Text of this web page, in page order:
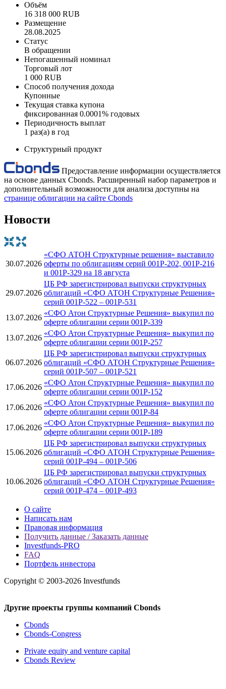
Объём
16 318 000 RUB
Размещение
28.08.2025
Статус
В обращении
Непогашенный номинал
Торговый лот
1 000 RUB
Способ получения дохода
Купонные
Текущая ставка купона
фиксированная 0.0001% годовых
Периодичность выплат
1 раз(а) в год
Структурный продукт
Предоставление информации осуществляется
на основе данных Cbonds. Расширенный набор параметров и
дополнительный возможности для анализа доступны на
странице облигации на сайте Cbonds
Новости
30.07.2026
«СФО АТОН Структурные решения» выставило
оферты по облигациям серий 001Р-202, 001Р-216
и 001Р-329 на 18 августа
29.07.2026
ЦБ РФ зарегистрировал выпуски структурных
облигаций «СФО АТОН Структурные Решения»
серий 001P-522 – 001P-531
13.07.2026
«СФО Атон Структурные Решения» выкупил по
оферте облигации серии 001Р-339
13.07.2026
«СФО Атон Структурные Решения» выкупил по
оферте облигации серии 001Р-257
06.07.2026
ЦБ РФ зарегистрировал выпуски структурных
облигаций «СФО АТОН Структурные Решения»
серий 001P-507 – 001P-521
17.06.2026
«СФО Атон Структурные Решения» выкупил по
оферте облигации серии 001Р-152
17.06.2026
«СФО Атон Структурные Решения» выкупил по
оферте облигации серии 001Р-84
17.06.2026
«СФО Атон Структурные Решения» выкупил по
оферте облигации серии 001Р-189
15.06.2026
ЦБ РФ зарегистрировал выпуски структурных
облигаций «СФО АТОН Структурные Решения»
серий 001Р-494 – 001P-506
10.06.2026
ЦБ РФ зарегистрировал выпуски структурных
облигаций «СФО АТОН Структурные Решения»
серий 001P-474 – 001P-493
О сайте
Написать нам
Правовая информация
Получить данные / Заказать данные
Investfunds-PRO
FAQ
Портфель инвестора
Copyright © 2003-2026 Investfunds
Другие проекты группы компаний Cbonds
Cbonds
Cbonds-Congress
Private equity and venture capital
Cbonds Review